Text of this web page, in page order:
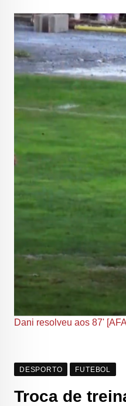
Dani resolveu aos 87'
DESPORTO FUTEBOL
Troca de